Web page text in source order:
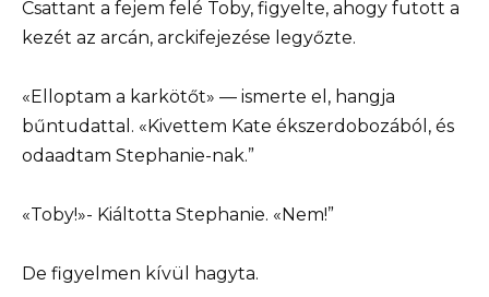
Csattant a fejem felé Toby, figyelte, ahogy futott a
kezét az arcán, arckifejezése legyőzte.
«Elloptam a karkötőt» — ismerte el, hangja
bűntudattal. «Kivettem Kate ékszerdobozából, és
odaadtam Stephanie-nak.”
«Toby!»- Kiáltotta Stephanie. «Nem!”
De figyelmen kívül hagyta.